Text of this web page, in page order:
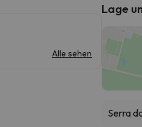
Alle sehen
Lage
Serra